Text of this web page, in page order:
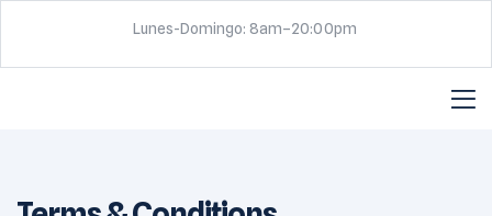
Lunes-Domingo: 8am–20:00pm